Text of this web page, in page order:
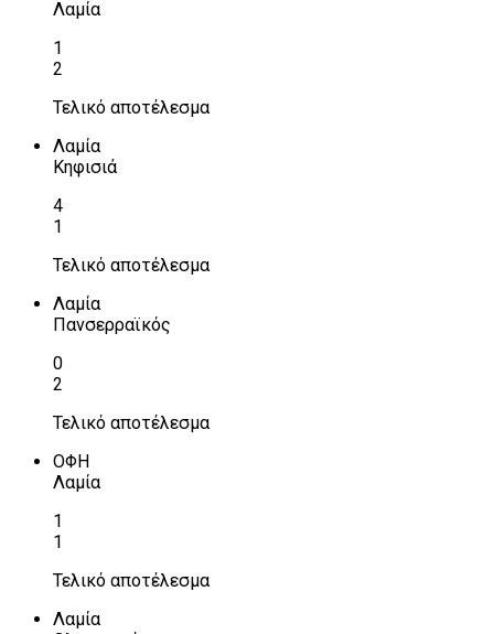
Λαμία
1
2
Τελικό αποτέλεσμα
Λαμία
Κηφισιά
4
1
Τελικό αποτέλεσμα
Λαμία
Πανσερραϊκός
0
2
Τελικό αποτέλεσμα
ΟΦΗ
Λαμία
1
1
Τελικό αποτέλεσμα
Λαμία